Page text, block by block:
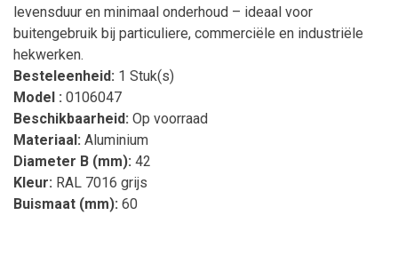
levensduur en minimaal onderhoud – ideaal voor
buitengebruik bij particuliere, commerciële en industriële
hekwerken.
Besteleenheid: 1 Stuk(s)
Model : 0106047
Beschikbaarheid: Op voorraad
Materiaal: Aluminium
Diameter B (mm): 42
Kleur: RAL 7016 grijs
Buismaat (mm): 60